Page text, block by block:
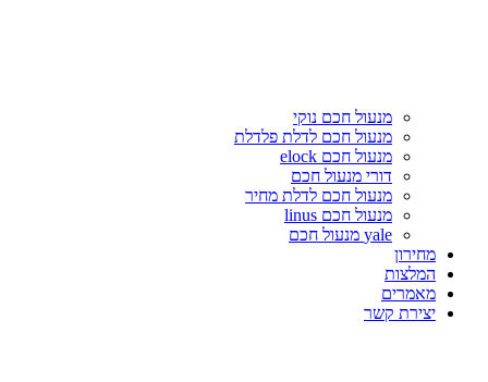
מנעול חכם נוקי
מנעול חכם לדלת פלדלת
מנעול חכם elock
דורי מנעול חכם
מנעול חכם לדלת מחיר
מנעול חכם linus
yale מנעול חכם
מחירון
המלצות
מאמרים
יצירת קשר